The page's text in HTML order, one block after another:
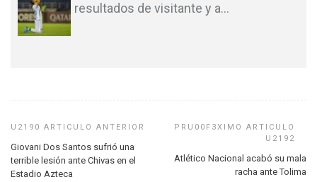
resultados de visitante y a…
Giovani Dos Santos sufrió una
terrible lesión ante Chivas en el
Estadio Azteca
Atlético Nacional acabó su mala
racha ante Tolima